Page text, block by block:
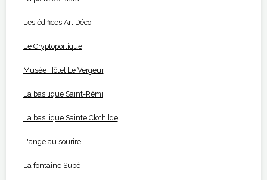
Les édifices Art Déco
Le Cryptoportique
Musée Hôtel Le Vergeur
La basilique Saint-Rémi
La basilique Sainte Clothilde
L'ange au sourire
La fontaine Subé